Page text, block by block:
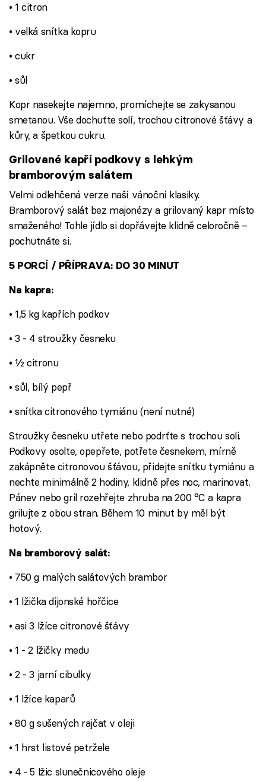
• 1 citron
• velká snítka kopru
• cukr
• sůl
Kopr nasekejte najemno, promíchejte se zakysanou
smetanou. Vše dochuťte solí, trochou citronové šťávy a
kůry, a špetkou cukru.
Grilované kapří podkovy s lehkým
bramborovým salátem
Velmi odlehčená verze naší vánoční klasiky.
Bramborový salát bez majonézy a grilovaný kapr místo
smaženého! Tohle jídlo si dopřávejte klidně celoročně –
pochutnáte si.
5 PORCÍ / PŘÍPRAVA: DO 30 MINUT
Na kapra:
• 1,5 kg kapřích podkov
• 3 - 4 stroužky česneku
• ½ citronu
• sůl, bílý pepř
• snítka citronového tymiánu (není nutné)
Stroužky česneku utřete nebo podrťte s trochou soli.
Podkovy osolte, opepřete, potřete česnekem, mírně
zakápněte citronovou šťávou, přidejte snítku tymiánu a
nechte minimálně 2 hodiny, klidně přes noc, marinovat.
Pánev nebo gril rozehřejte zhruba na 200 °C a kapra
grilujte z obou stran. Během 10 minut by měl být
hotový.
Na bramborový salát:
• 750 g malých salátových brambor
• 1 lžička dijonské hořčice
• asi 3 lžíce citronové šťávy
• 1 - 2 lžičky medu
• 2 - 3 jarní cibulky
• 1 lžíce kaparů
• 80 g sušených rajčat v oleji
• 1 hrst listové petržele
• 4 - 5 lžic slunečnicového oleje